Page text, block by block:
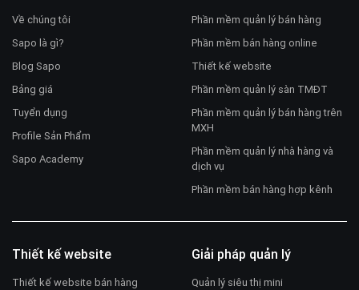
Về chúng tôi
Sapo là gì?
Blog Sapo
Bảng giá
Tuyển dụng
Profile Sản Phẩm
Sapo Academy
Phần mềm quản lý bán hàng
Phần mềm bán hàng online
Thiết kế website
Phần mềm quản lý sàn TMĐT
Phần mềm quản lý bán hàng trên
MXH
Phần mềm quản lý nhà hàng và
dịch vụ
Phần mềm bán hàng hợp kênh
Thiết kế website
Thiết kế website bán hàng
Giải pháp quản lý
Quản lý siêu thị mini